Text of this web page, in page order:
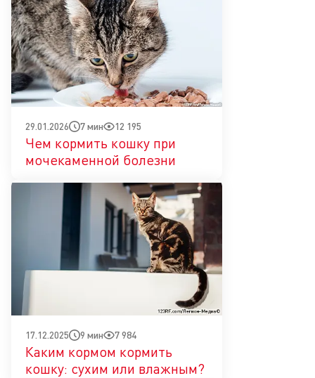
29.01.2026 7 мин 12 195
Чем кормить кошку при
мочекаменной болезни
17.12.2025 9 мин 7 984
Каким кормом кормить
кошку: сухим или влажным?